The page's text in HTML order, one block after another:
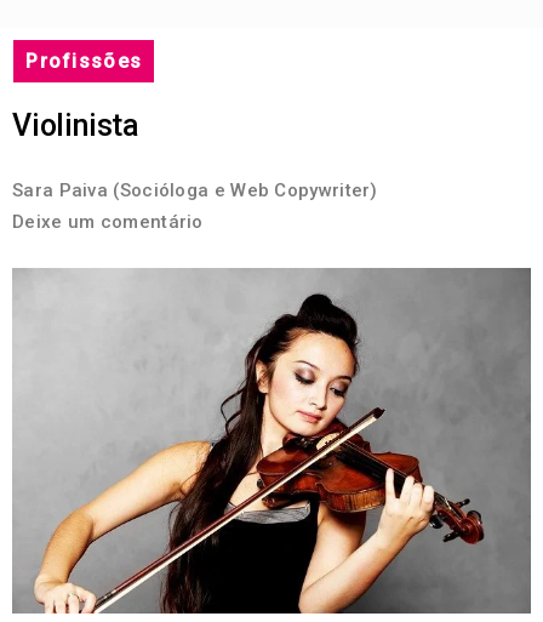
Profissões
Violinista
Sara Paiva (Socióloga e Web Copywriter)
Deixe um comentário